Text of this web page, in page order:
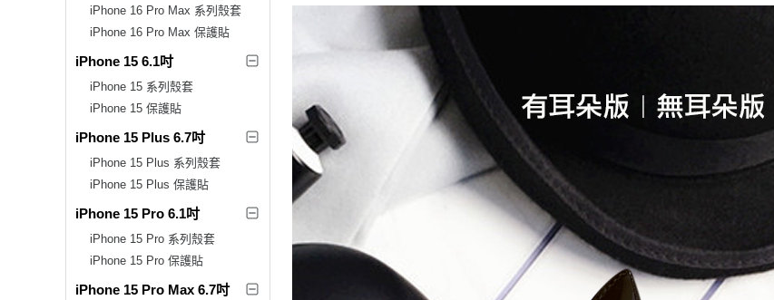
iPhone 16 Pro Max 系列殼套
iPhone 16 Pro Max 保護貼
iPhone 15 6.1吋
iPhone 15 系列殼套
iPhone 15 保護貼
iPhone 15 Plus 6.7吋
iPhone 15 Plus 系列殼套
iPhone 15 Plus 保護貼
iPhone 15 Pro 6.1吋
iPhone 15 Pro 系列殼套
iPhone 15 Pro 保護貼
iPhone 15 Pro Max 6.7吋